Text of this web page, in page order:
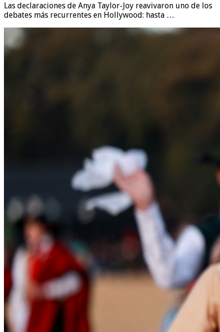
Las declaraciones de Anya Taylor-Joy reavivaron uno de los
debates más recurrentes en Hollywood: hasta …